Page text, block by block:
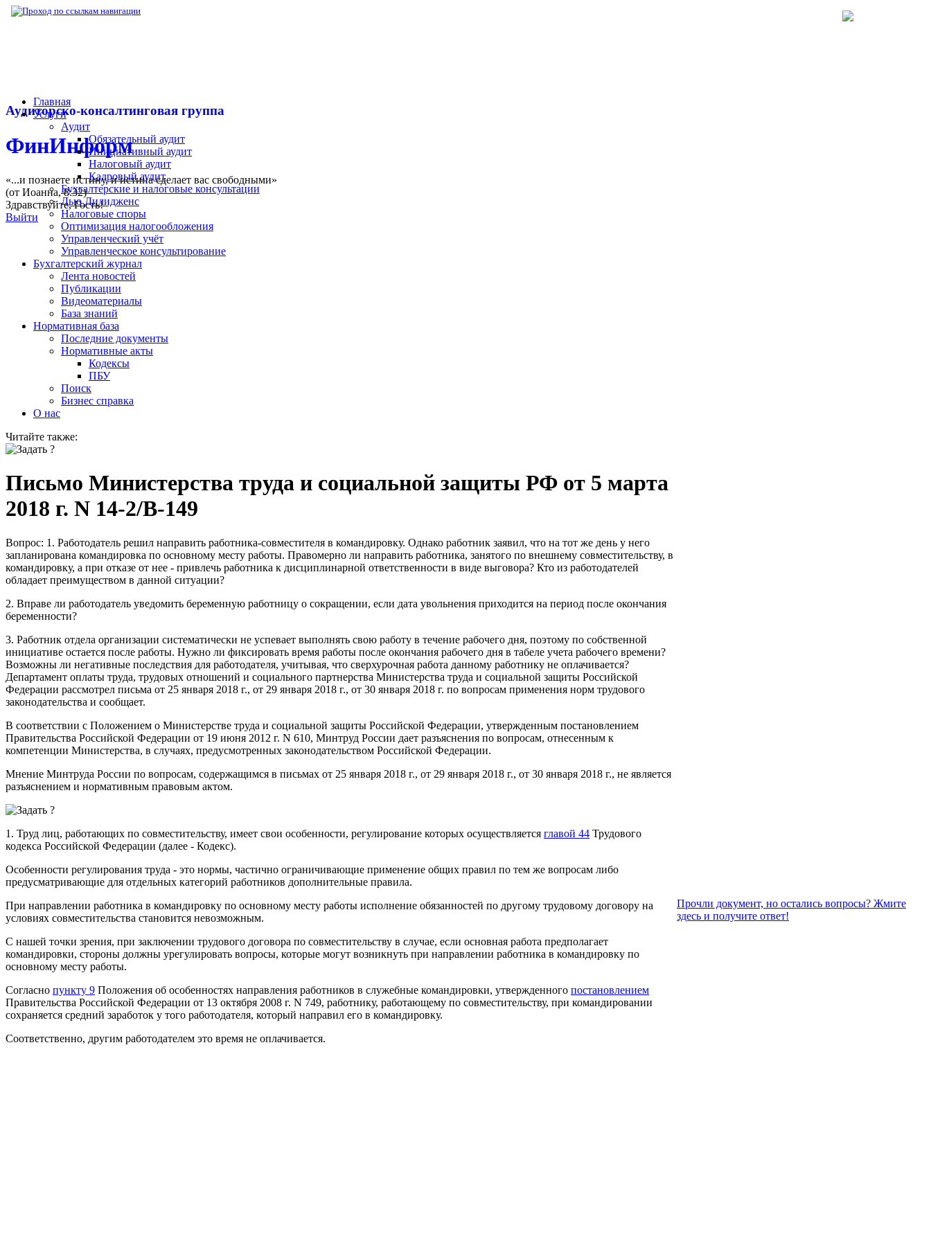
Аудиторско-консалтинговая группа
ФинИнформ
«...и познаете истину, и истина сделает вас свободными»
(от Иоанна, 8:32)
Здравствуйте,Гость!
Выйти
Главная
Услуги
Аудит
Обязательный аудит
Инициативный аудит
Налоговый аудит
Кадровый аудит
Бухгалтерские и налоговые консультации
Дью Дилидженс
Налоговые споры
Оптимизация налогообложения
Управленческий учёт
Управленческое консультирование
Бухгалтерский журнал
Лента новостей
Публикации
Видеоматериалы
База знаний
Нормативная база
Последние документы
Нормативные акты
Кодексы
ПБУ
Поиск
Бизнес справка
О нас
Читайте также:
Письмо Министерства труда и социальной защиты РФ от 5 марта
2018 г. N 14-2/В-149
Вопрос: 1. Работодатель решил направить работника-совместителя в командировку. Однако работник заявил, что на тот же день у него
запланирована командировка по основному месту работы. Правомерно ли направить работника, занятого по внешнему совместительству, в
командировку, а при отказе от нее - привлечь работника к дисциплинарной ответственности в виде выговора? Кто из работодателей
обладает преимуществом в данной ситуации?
2. Вправе ли работодатель уведомить беременную работницу о сокращении, если дата увольнения приходится на период после окончания
беременности?
3. Работник отдела организации систематически не успевает выполнять свою работу в течение рабочего дня, поэтому по собственной
инициативе остается после работы. Нужно ли фиксировать время работы после окончания рабочего дня в табеле учета рабочего времени?
Возможны ли негативные последствия для работодателя, учитывая, что сверхурочная работа данному работнику не оплачивается?
Департамент оплаты труда, трудовых отношений и социального партнерства Министерства труда и социальной защиты Российской
Федерации рассмотрел письма от 25 января 2018 г., от 29 января 2018 г., от 30 января 2018 г. по вопросам применения норм трудового
законодательства и сообщает.
В соответствии с Положением о Министерстве труда и социальной защиты Российской Федерации, утвержденным постановлением
Правительства Российской Федерации от 19 июня 2012 г. N 610, Минтруд России дает разъяснения по вопросам, отнесенным к
компетенции Министерства, в случаях, предусмотренных законодательством Российской Федерации.
Мнение Минтруда России по вопросам, содержащимся в письмах от 25 января 2018 г., от 29 января 2018 г., от 30 января 2018 г., не является
разъяснением и нормативным правовым актом.
1. Труд лиц, работающих по совместительству, имеет свои особенности, регулирование которых осуществляется главой 44 Трудового
кодекса Российской Федерации (далее - Кодекс).
Особенности регулирования труда - это нормы, частично ограничивающие применение общих правил по тем же вопросам либо
предусматривающие для отдельных категорий работников дополнительные правила.
При направлении работника в командировку по основному месту работы исполнение обязанностей по другому трудовому договору на
условиях совместительства становится невозможным.
С нашей точки зрения, при заключении трудового договора по совместительству в случае, если основная работа предполагает
командировки, стороны должны урегулировать вопросы, которые могут возникнуть при направлении работника в командировку по
основному месту работы.
Согласно пункту 9 Положения об особенностях направления работников в служебные командировки, утвержденного постановлением
Правительства Российской Федерации от 13 октября 2008 г. N 749, работнику, работающему по совместительству, при командировании
сохраняется средний заработок у того работодателя, который направил его в командировку.
Соответственно, другим работодателем это время не оплачивается.
Прочли документ, но остались вопросы? Жмите
здесь и получите ответ!